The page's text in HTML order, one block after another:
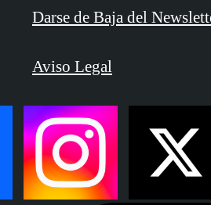
Darse de Baja del
Aviso Legal